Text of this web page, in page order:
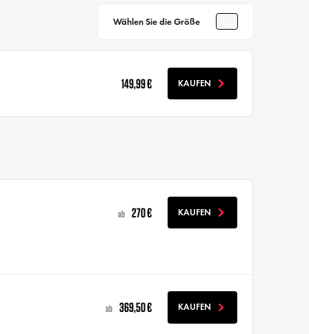
Wählen Sie die Größe
149,99 € KAUFEN
ab 270 € KAUFEN
ab 369,50 € KAUFEN